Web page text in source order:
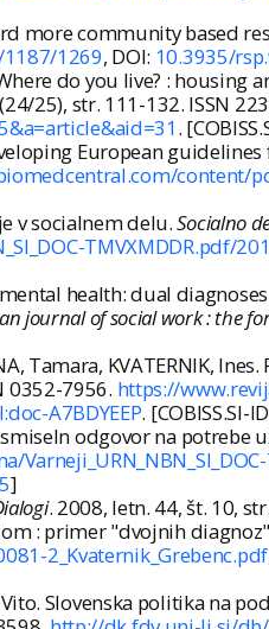
more community based
1269, DOI: 10.3935/
Where do you live? :
25), str. 111-132. ISSN
.
European
content/
v socialnem delu.Socialno
TMVXMDDR.pdf/
health: dual
journal of social work : the
Tamara,
0352-7956. https://
A7BDYEEP. [COBISS.SI-ID
smiseln odgovor na
]
. 2008, letn. 44, št. 10,
: primer "dvojnih
2_Kvaternik_Grebenc.pdf
Vito. Slovenska politika na